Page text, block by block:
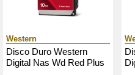
Western
Disco Duro Western
Digital Nas Wd Red Plus